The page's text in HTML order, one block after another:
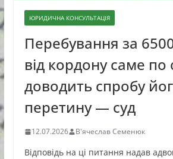
ЮРИДИЧНА КОНСУЛЬТАЦІЯ
Перебування за
від кордону саме по
доводить спробу
перетину — суд
12.07.2026 В'ячеслав Семенюк
Відповідь на ці питання надав